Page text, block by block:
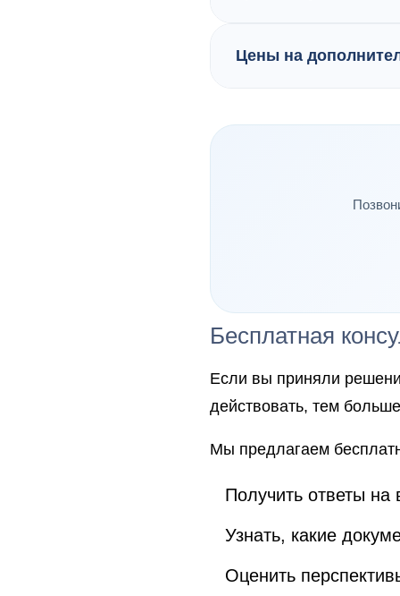
Цены на
Бесплатная
Если вы приняли
действовать, тем
Мы предлагаем
Получить ответы на
Узнать, какие
Оценить